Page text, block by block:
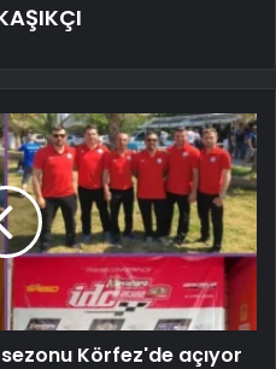
sezonu Körfez'de açıyor